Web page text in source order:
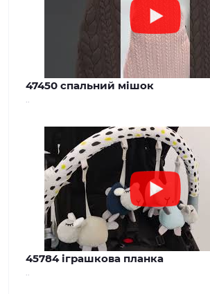
47450 спальний мішок
45784 іграшкова планка